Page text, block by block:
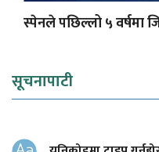
स्पेनले पछिल्लो ५ वर्षमा
सूचनापाटी